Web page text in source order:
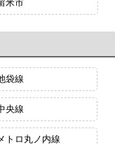
米市
袋線
央線
トロ丸ノ内線